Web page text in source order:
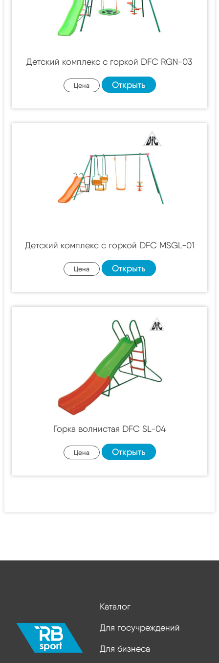
Детский комплекс c горкой DFC RGN-03
Цена Открыть
Детский комплекс с горкой DFC MSGL-01
Цена Открыть
Горка волнистая DFC SL-04
Цена Открыть
Каталог
Для госучреждений
Для бизнеса